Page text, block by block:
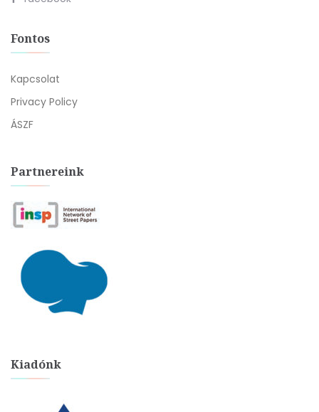
Fontos
Kapcsolat
Privacy Policy
ÁSZF
Partnereink
Kiadónk